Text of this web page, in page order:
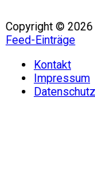
Copyright © 2026
Feed-Einträge
Kontakt
Impressum
Datenschutz